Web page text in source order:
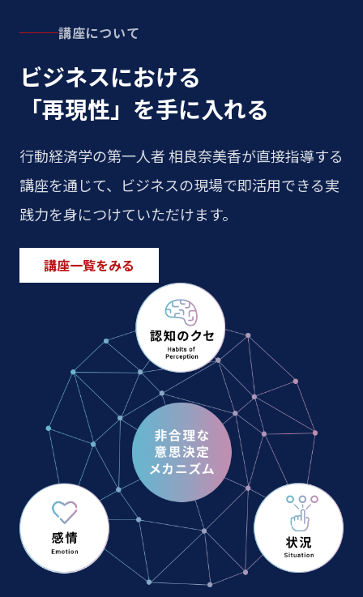
講座について
ビジネスにおける
「再現性」を手に入れる
行動経済学の第一人者 相良奈美香が直接指導する
講座を通じて、ビジネスの現場で即活用できる実
践力を身につけていただけます。
講座一覧をみる